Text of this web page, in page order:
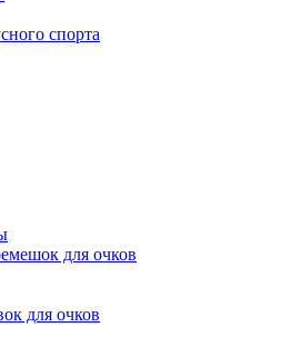
спорта
для очков
для очков